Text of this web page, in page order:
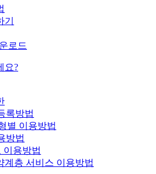
로드
요?
록방법
별 이용방법
방법
이용방법
계층 서비스 이용방법